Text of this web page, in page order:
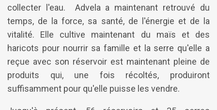
collecter l'eau. Advela a maintenant retrouvé du
temps, de la force, sa santé, de l'énergie et de la
vitalité. Elle cultive maintenant du maïs et des
haricots pour nourrir sa famille et la serre qu'elle a
reçue avec son réservoir est maintenant pleine de
produits qui, une fois récoltés, produiront
suffisamment pour qu'elle puisse les vendre.